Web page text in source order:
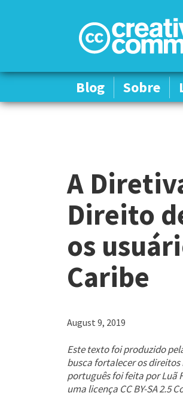
Blog Sobre
Blog Sobre
A
Direito
os
Caribe
August 9, 2019
Este texto foi produzido
busca fortalecer os
português foi feita por Luã
uma licença CC BY-SA 2.5